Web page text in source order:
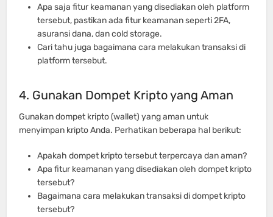
Apa saja fitur keamanan yang disediakan oleh platform
tersebut, pastikan ada fitur keamanan seperti 2FA,
asuransi dana, dan cold storage.
Cari tahu juga bagaimana cara melakukan transaksi di
platform tersebut.
4. Gunakan Dompet Kripto yang Aman
Gunakan dompet kripto (wallet) yang aman untuk
menyimpan kripto Anda. Perhatikan beberapa hal berikut:
Apakah dompet kripto tersebut terpercaya dan aman?
Apa fitur keamanan yang disediakan oleh dompet kripto
tersebut?
Bagaimana cara melakukan transaksi di dompet kripto
tersebut?